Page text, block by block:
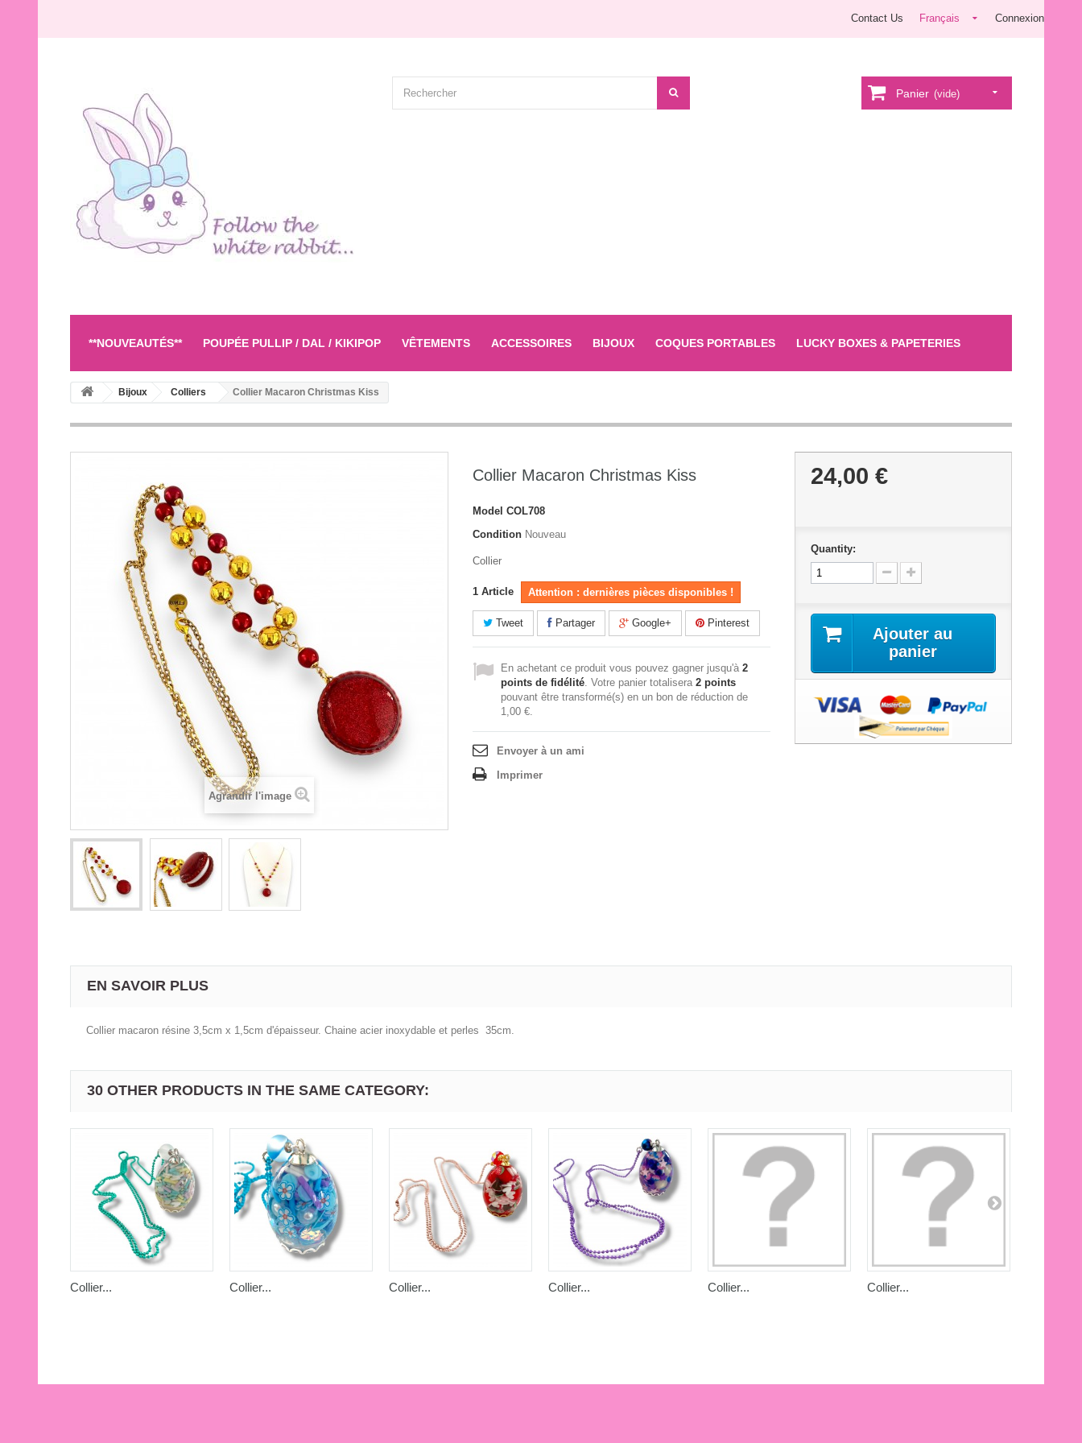
Connexion
Français
Contact Us
Panier (vide)
**NOUVEAUTÉS** POUPÉE PULLIP / DAL / KIKIPOP VÊTEMENTS ACCESSOIRES BIJOUX COQUES PORTABLES LUCKY BOXES & PAPETERIES
Bijoux Colliers Collier Macaron Christmas Kiss
Agrandir l'image
Collier Macaron Christmas Kiss
Model COL708
Condition Nouveau
Collier
1 Article Attention : dernières pièces disponibles !
Tweet Partager Google+ Pinterest
En achetant ce produit vous pouvez gagner jusqu'à 2
points de fidélité . Votre panier totalisera 2 points
pouvant être transformé(s) en un bon de réduction de
1,00 €
Envoyer à un ami
Imprimer
24,00 €
Quantity:
Ajouter au
panier
EN SAVOIR PLUS
Collier macaron résine 3,5cm x 1,5cm d'épaisseur. Chaine acier inoxydable et perles 35cm.
30 OTHER PRODUCTS IN THE SAME CATEGORY:
Collier... Collier... Collier... Collier... Collier... Collier...